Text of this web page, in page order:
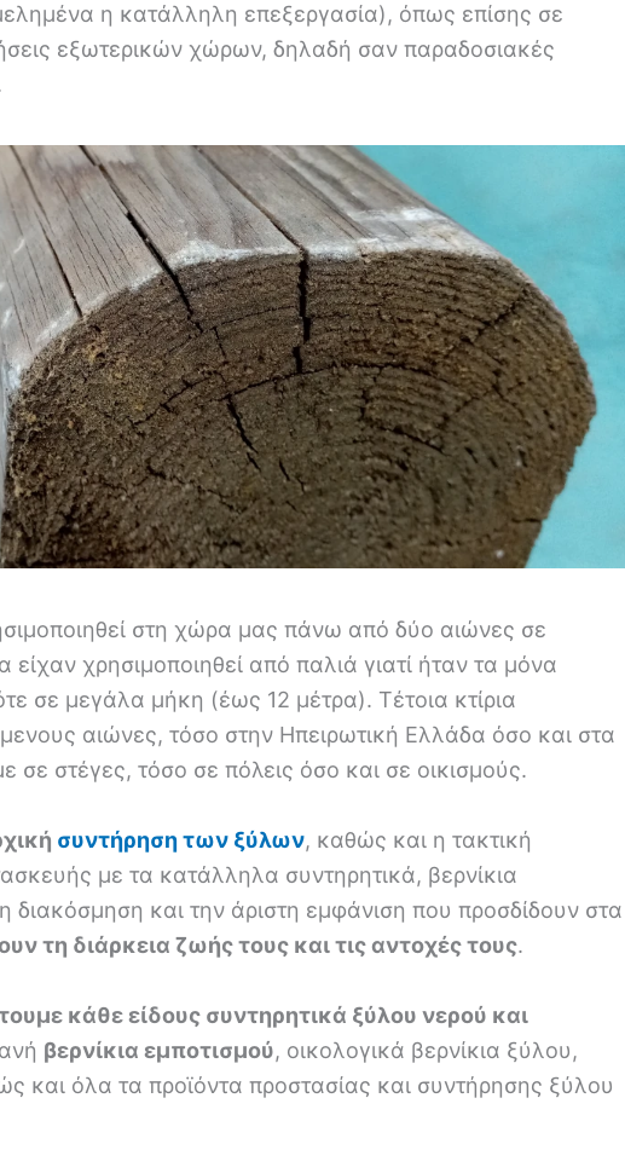
η κατάλληλη επεξεργασία), όπως επίσης σε
εξωτερικών χώρων, δηλαδή σαν παραδοσιακές
στη χώρα μας πάνω από δύο αιώνες σε
είχαν χρησιμοποιηθεί από παλιά γιατί ήταν τα μόνα
σε μεγάλα μήκη (έως 12 μέτρα). Τέτοια κτίρια
αιώνες, τόσο στην Ηπειρωτική Ελλάδα όσο και στα
σε στέγες, τόσο σε πόλεις όσο και σε οικισμούς.
συντήρηση των ξύλων, καθώς και η τακτική
με τα κατάλληλα συντηρητικά, βερνίκια
διακόσμηση και την άριστη εμφάνιση που προσδίδουν στα
τη διάρκεια ζωής τους και τις αντοχές τους.
κάθε είδους συντηρητικά ξύλου νερού και
βερνίκια εμποτισμού, οικολογικά βερνίκια ξύλου,
και όλα τα προϊόντα προστασίας και συντήρησης ξύλου